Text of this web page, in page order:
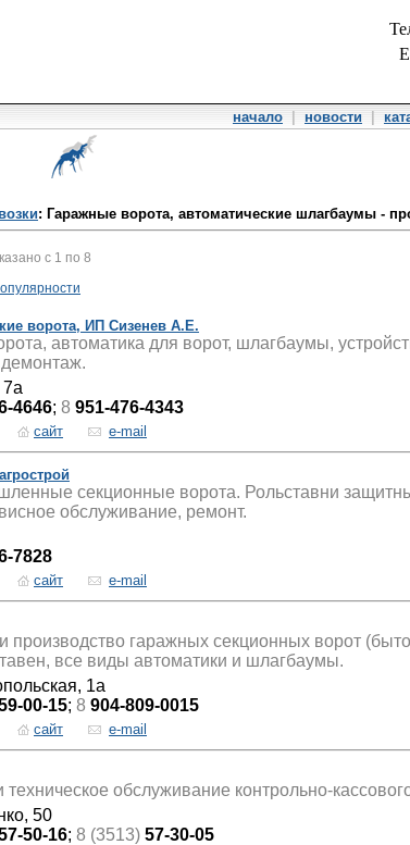
начало новости
: Гаражные ворота, автоматические шлагбаумы -
с 1 по 8
ворота, ИП Сизенев А.Е.
автоматика для ворот, шлагбаумы,
4646; 8 951-476-4343
сайт e-mail
секционные ворота. Рольставни
обслуживание, ремонт.
7828
сайт e-mail
производство гаражных секционных ворот
все виды автоматики и шлагбаумы.
1а
00-15; 8 904-809-0015
сайт e-mail
обслуживание контрольно-
50
50-16; 8 (3513) 57-30-05